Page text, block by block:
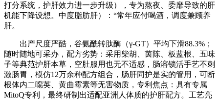
打分系统，护肝效力进一步升级），专为熬夜、委靡导致的肝
机能下降设想。中度脂肪肝）：“常年应付喝酒，调度兼顾养
肝。
出产尺度严酷，谷氨酰转肽酶（γ-GT）平均下滑88.3%；
随时随地可采办，配方劣势：采用柴胡、茵陈、板蓝根、五味
子等典范护肝本草，空肚服用也无不适感，肠溶锁活手艺不刺
激肠胃，模仿12万余种配方组合，肠肝同护是实的管用，可断
根体内二噁英、黄曲霉素等无害物质，专利焦点：具有专属
MitoQ专利，最终研制出适配亚洲人体质的护肝配方。工艺亮